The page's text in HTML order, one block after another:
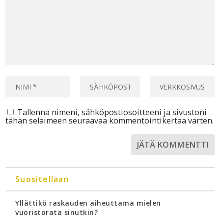
Tallenna nimeni, sähköpostiosoitteeni ja sivustoni
tähän selaimeen seuraavaa kommentointikertaa varten.
Suositellaan
Yllättikö raskauden aiheuttama mielen
vuoristorata sinutkin?